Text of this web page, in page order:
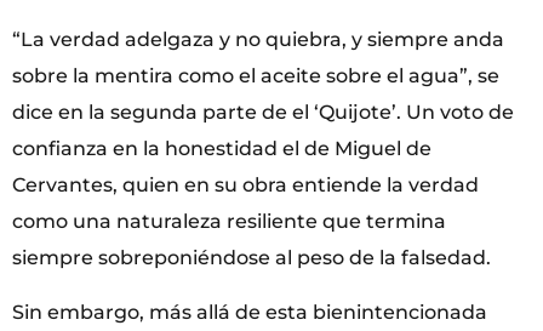
“La verdad adelgaza y no quiebra, y siempre anda
sobre la mentira como el aceite sobre el agua”, se
dice en la segunda parte de el ‘Quijote’. Un voto de
confianza en la honestidad el de Miguel de
Cervantes, quien en su obra entiende la verdad
como una naturaleza resiliente que termina
siempre sobreponiéndose al peso de la falsedad.
Sin embargo, más allá de esta bienintencionada